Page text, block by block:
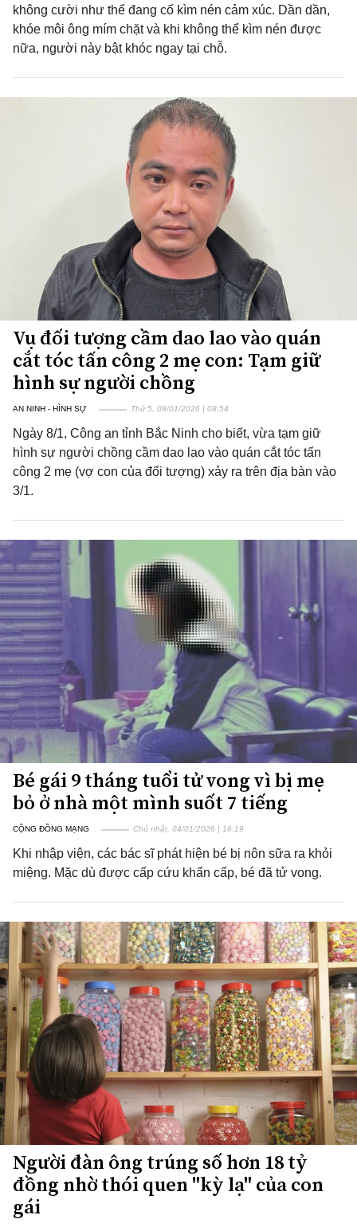
không cười như thể đang cố kìm nén cảm xúc. Dần dần,
khóe môi ông mím chặt và khi không thể kìm nén được
nữa, người này bật khóc ngay tại chỗ.
Vụ đối tượng cầm dao lao vào quán
cắt tóc tấn công 2 mẹ con: Tạm giữ
hình sự người chồng
AN NINH - HÌNH SỰ Thứ 5, 08/01/2026 | 08:54
Ngày 8/1, Công an tỉnh Bắc Ninh cho biết, vừa tạm giữ
hình sự người chồng cầm dao lao vào quán cắt tóc tấn
công 2 mẹ (vợ con của đối tượng) xảy ra trên địa bàn vào
3/1.
Bé gái 9 tháng tuổi tử vong vì bị mẹ
bỏ ở nhà một mình suốt 7 tiếng
CỘNG ĐỒNG MẠNG Chủ nhật, 04/01/2026 | 16:19
Khi nhập viện, các bác sĩ phát hiện bé bị nôn sữa ra khỏi
miệng. Mặc dù được cấp cứu khẩn cấp, bé đã tử vong.
Người đàn ông trúng số hơn 18 tỷ
đồng nhờ thói quen "kỳ lạ" của con
gái